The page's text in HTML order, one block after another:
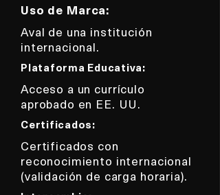
Uso de Marca:
Aval de una institución
internacional.
Plataforma Educativa:
Acceso a un currículo
aprobado en EE. UU.
Certificados:
Certificados con
reconocimiento internacional
(validación de carga horaria).